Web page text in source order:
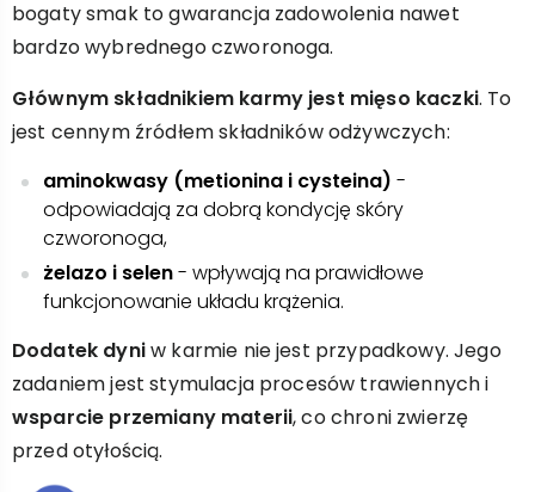
bogaty smak to gwarancja zadowolenia nawet
bardzo wybrednego czworonoga.
Głównym składnikiem karmy jest mięso kaczki. To
jest cennym źródłem składników odżywczych:
aminokwasy (metionina i cysteina) -
odpowiadają za dobrą kondycję skóry
czworonoga,
żelazo i selen- wpływają na prawidłowe
funkcjonowanie układu krążenia.
Dodatek dyniw karmie nie jest przypadkowy. Jego
zadaniem jest stymulacja procesów trawiennych i
wsparcie przemiany materii, co chroni zwierzę
przed otyłością.